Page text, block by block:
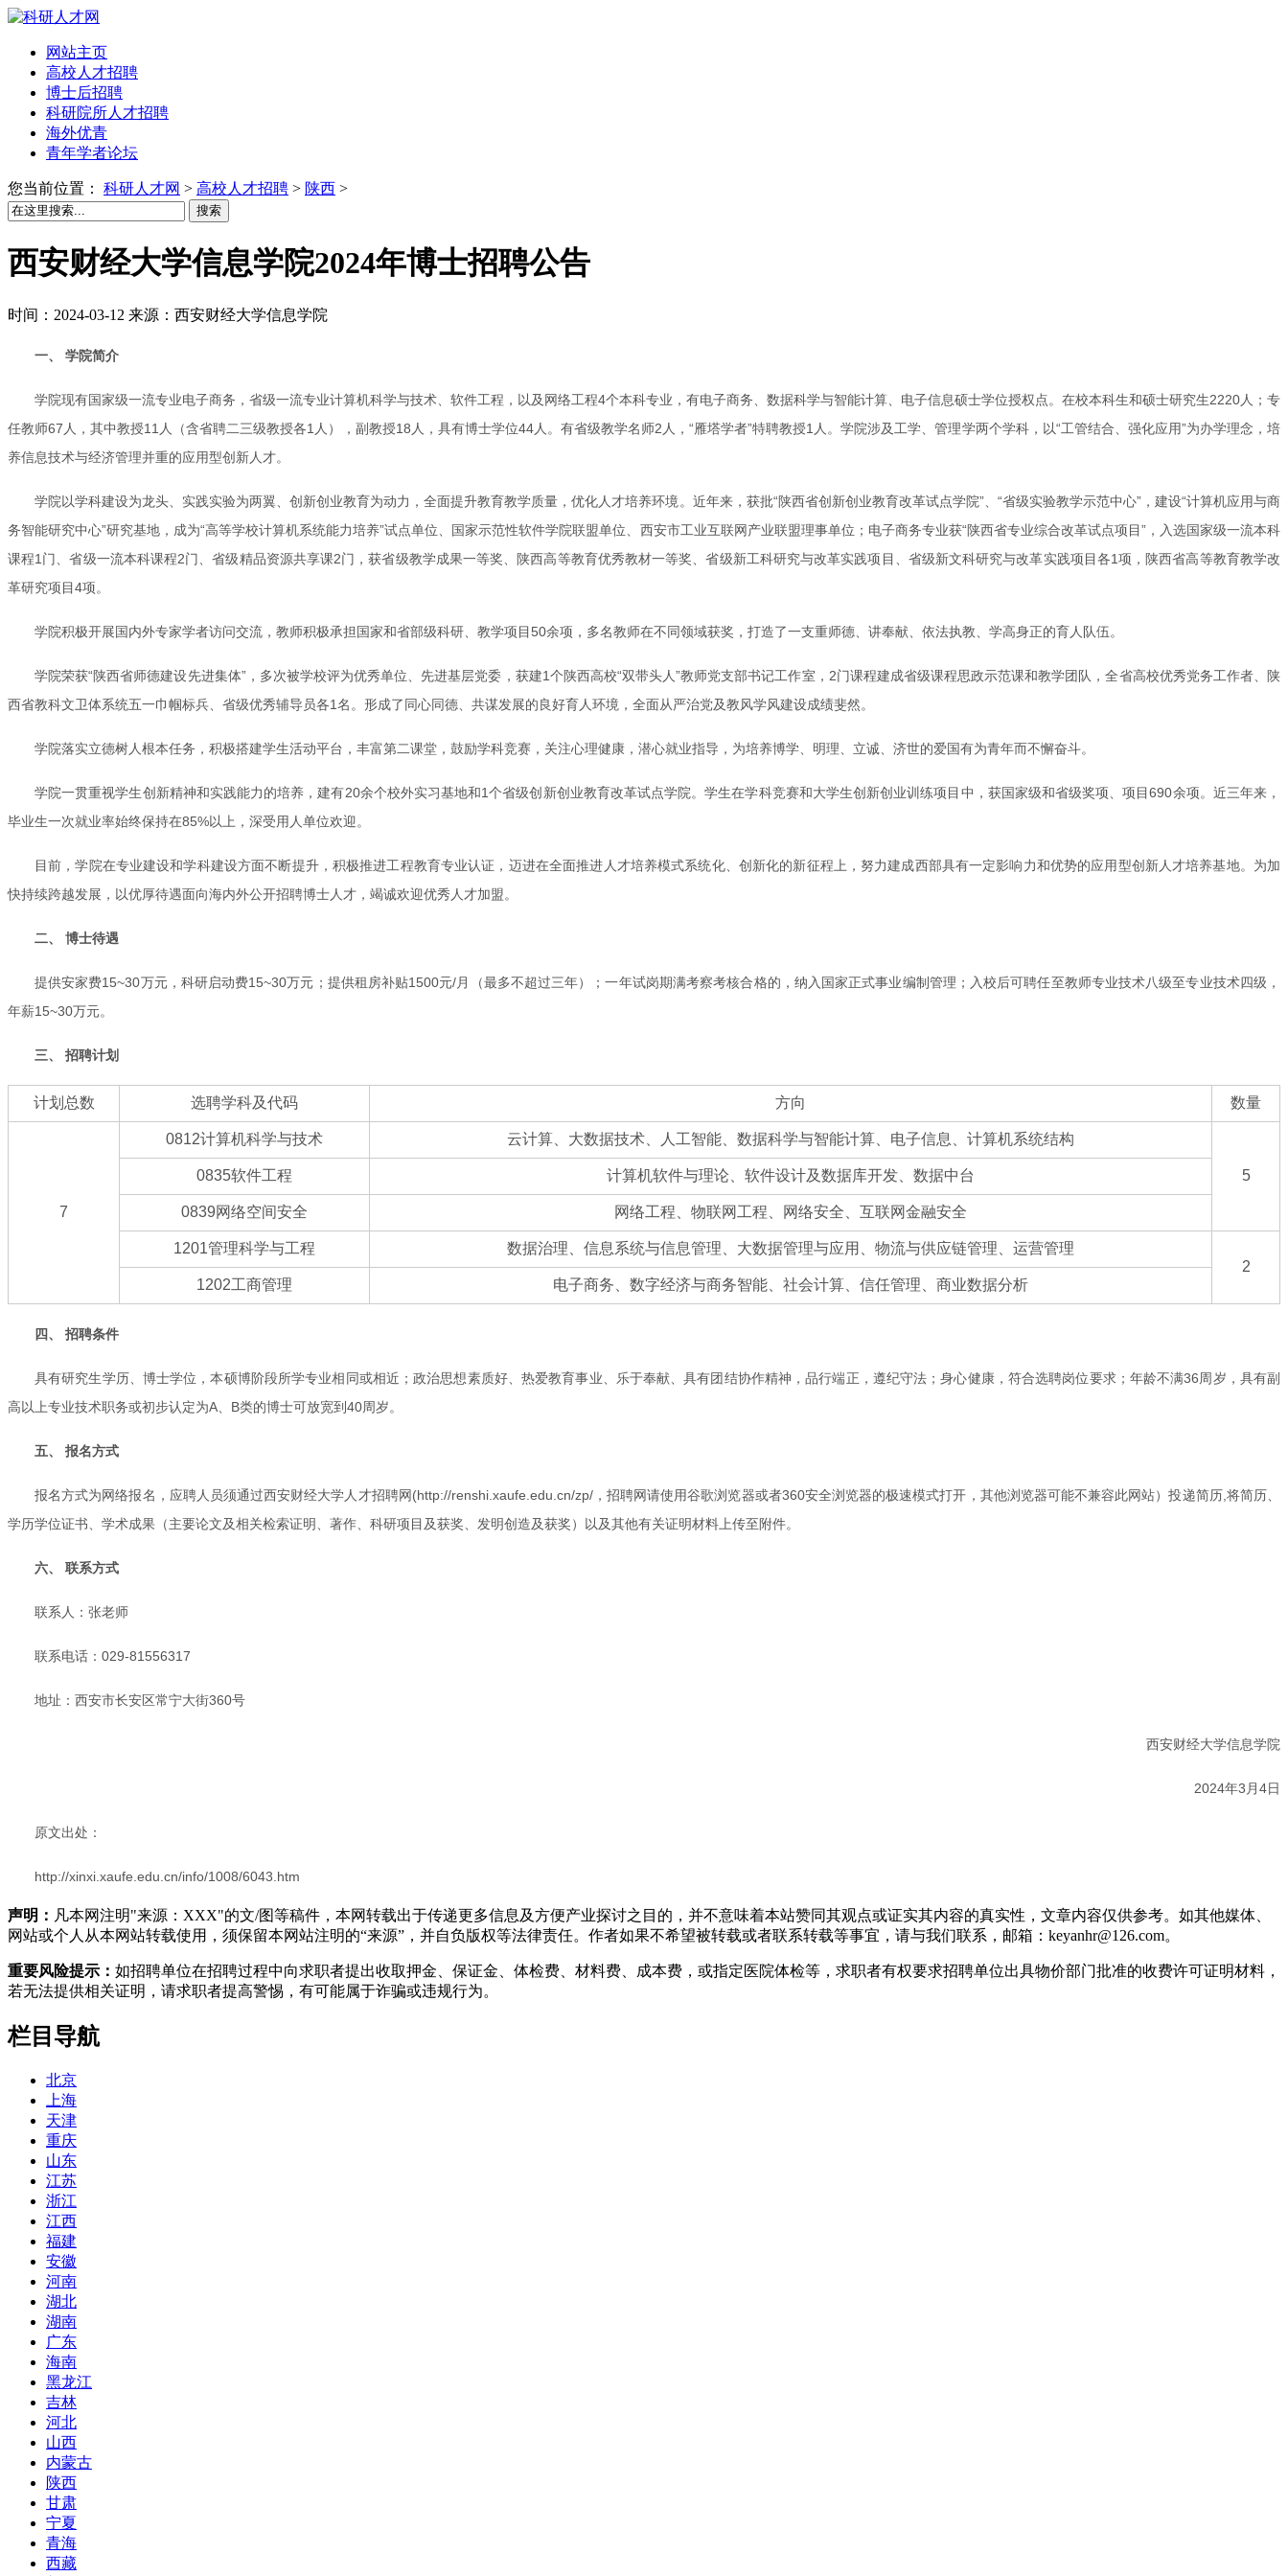
网站主页
高校人才招聘
博士后招聘
科研院所人才招聘
海外优青
青年学者论坛
您当前位置： 科研人才网 > 高校人才招聘 > 陕西 >
搜索
西安财经大学信息学院2024年博士招聘公告
时间：2024-03-12 来源：西安财经大学信息学院
一、 学院简介
学院现有国家级一流专业电子商务，省级一流专业计算机科学与技术、软件工程，以及网络工程4个本科专业，有电子商务、数据科学与智能计算、电子信息硕士学位授权点。在校本科生和硕士研究生2220人；专
任教师67人，其中教授11人（含省聘二三级教授各1人），副教授18人，具有博士学位44人。有省级教学名师2人，“雁塔学者”特聘教授1人。学院涉及工学、管理学两个学科，以“工管结合、强化应用”为办学理念，培
养信息技术与经济管理并重的应用型创新人才。
学院以学科建设为龙头、实践实验为两翼、创新创业教育为动力，全面提升教育教学质量，优化人才培养环境。近年来，获批“陕西省创新创业教育改革试点学院”、“省级实验教学示范中心”，建设“计算机应用与商
务智能研究中心”研究基地，成为“高等学校计算机系统能力培养”试点单位、国家示范性软件学院联盟单位、西安市工业互联网产业联盟理事单位；电子商务专业获“陕西省专业综合改革试点项目”，入选国家级一流本科
课程1门、省级一流本科课程2门、省级精品资源共享课2门，获省级教学成果一等奖、陕西高等教育优秀教材一等奖、省级新工科研究与改革实践项目、省级新文科研究与改革实践项目各1项，陕西省高等教育教学改
革研究项目4项。
学院积极开展国内外专家学者访问交流，教师积极承担国家和省部级科研、教学项目50余项，多名教师在不同领域获奖，打造了一支重师德、讲奉献、依法执教、学高身正的育人队伍。
学院荣获“陕西省师德建设先进集体”，多次被学校评为优秀单位、先进基层党委，获建1个陕西高校“双带头人”教师党支部书记工作室，2门课程建成省级课程思政示范课和教学团队，全省高校优秀党务工作者、陕
西省教科文卫体系统五一巾帼标兵、省级优秀辅导员各1名。形成了同心同德、共谋发展的良好育人环境，全面从严治党及教风学风建设成绩斐然。
学院落实立德树人根本任务，积极搭建学生活动平台，丰富第二课堂，鼓励学科竞赛，关注心理健康，潜心就业指导，为培养博学、明理、立诚、济世的爱国有为青年而不懈奋斗。
学院一贯重视学生创新精神和实践能力的培养，建有20余个校外实习基地和1个省级创新创业教育改革试点学院。学生在学科竞赛和大学生创新创业训练项目中，获国家级和省级奖项、项目690余项。近三年来，
毕业生一次就业率始终保持在85%以上，深受用人单位欢迎。
目前，学院在专业建设和学科建设方面不断提升，积极推进工程教育专业认证，迈进在全面推进人才培养模式系统化、创新化的新征程上，努力建成西部具有一定影响力和优势的应用型创新人才培养基地。为加
快持续跨越发展，以优厚待遇面向海内外公开招聘博士人才，竭诚欢迎优秀人才加盟。
二、 博士待遇
提供安家费15~30万元，科研启动费15~30万元；提供租房补贴1500元/月（最多不超过三年）；一年试岗期满考察考核合格的，纳入国家正式事业编制管理；入校后可聘任至教师专业技术八级至专业技术四级，
年薪15~30万元。
三、 招聘计划
计划总数 选聘学科及代码 方向 数量
7
0812计算机科学与技术 云计算、大数据技术、人工智能、数据科学与智能计算、电子信息、计算机系统结构
5
0835软件工程 计算机软件与理论、软件设计及数据库开发、数据中台
0839网络空间安全 网络工程、物联网工程、网络安全、互联网金融安全
1201管理科学与工程
数据治理、信息系统与信息管理、大数据管理与应用、物流与供应链管理、运营管理
2
1202工商管理
电子商务、数字经济与商务智能、社会计算、信任管理、商业数据分析
四、 招聘条件
具有研究生学历、博士学位，本硕博阶段所学专业相同或相近；政治思想素质好、热爱教育事业、乐于奉献、具有团结协作精神，品行端正，遵纪守法；身心健康，符合选聘岗位要求；年龄不满36周岁，具有副
高以上专业技术职务或初步认定为A、B类的博士可放宽到40周岁。
五、 报名方式
报名方式为网络报名，应聘人员须通过西安财经大学人才招聘网(http://renshi.xaufe.edu.cn/zp/，招聘网请使用谷歌浏览器或者360安全浏览器的极速模式打开，其他浏览器可能不兼容此网站）投递简历,将简历、
学历学位证书、学术成果（主要论文及相关检索证明、著作、科研项目及获奖、发明创造及获奖）以及其他有关证明材料上传至附件。
六、 联系方式
联系人：张老师
联系电话：029-81556317
地址：西安市长安区常宁大街360号
西安财经大学信息学院
2024年3月4日
原文出处：
http://xinxi.xaufe.edu.cn/info/1008/6043.htm
声明： 凡本网注明"来源：XXX"的文/图等稿件，本网转载出于传递更多信息及方便产业探讨之目的，并不意味着本站赞同其观点或证实其内容的真实性，文章内容仅供参考。如其他媒体、
网站或个人从本网站转载使用，须保留本网站注明的“来源”，并自负版权等法律责任。作者如果不希望被转载或者联系转载等事宜，请与我们联系，邮箱：keyanhr@126.com。
重要风险提示： 如招聘单位在招聘过程中向求职者提出收取押金、保证金、体检费、材料费、成本费，或指定医院体检等，求职者有权要求招聘单位出具物价部门批准的收费许可证明材料，
若无法提供相关证明，请求职者提高警惕，有可能属于诈骗或违规行为。
栏目导航
北京
上海
天津
重庆
山东
江苏
浙江
江西
福建
安徽
河南
湖北
湖南
广东
海南
黑龙江
吉林
河北
山西
内蒙古
陕西
甘肃
宁夏
青海
西藏